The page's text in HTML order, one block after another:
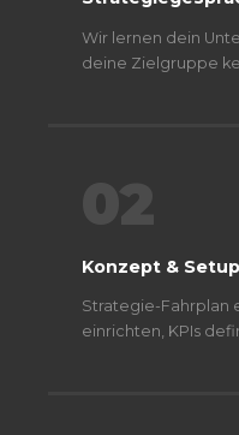
Wir lernen dein
deine Zielgruppe
02
Konzept & Setup
Strategie-Fahrplan
einrichten, KPIs